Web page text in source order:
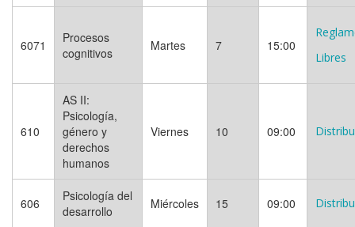
6071
Procesos
cognitivos
Martes 7 15:00
Libres
610
AS II:
Psicología,
género y
derechos
humanos
Viernes 10 09:00
606
Psicología del
desarrollo
Miércoles 15 09:00